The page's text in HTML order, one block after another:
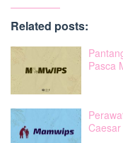
Related posts:
Pasca
Caesar